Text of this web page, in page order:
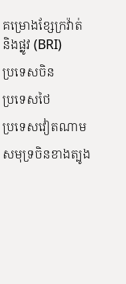
គម្រោងខ្សែក្រវ៉ាត់
និងផ្លូវ (BRI)
ប្រទេសចិន
ប្រទេសថៃ
ប្រទេសវៀតណាម
សមុទ្រចិនខាងត្បូង